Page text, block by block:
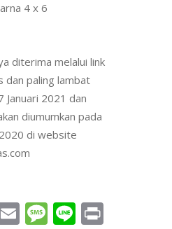
4 x 6
diterima melalui link
paling lambat
Januari 2021 dan
diumumkan pada
di website
EmailMessage
Line